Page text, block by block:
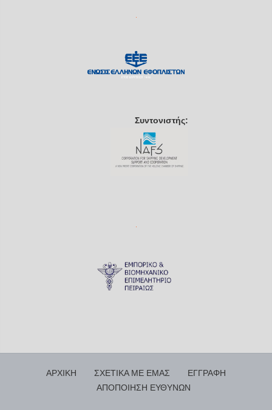
Συντονιστής:
ΑΡΧΙΚΗ ΣΧΕΤΙΚΑ ΜΕ ΕΜΑΣ
ΕΓΓΡΑΦΗ
ΑΠΟΠΟΙΗΣΗ ΕΥΘΥΝΩΝ